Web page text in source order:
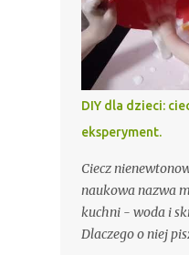
"Pytania dla dzieci
podróż i nudę" -
i to nie wystarczy
gier słownych,
znajdziesz coś
dziecka lub całej
słowne, do
żadnych
sprawdzą się więc
na nudę w
DIY dla dzieci:
eksperyment.
Ciecz
naukowa nazwa
kuchni - woda i
Dlaczego o niej